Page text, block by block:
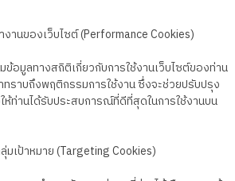
านของเว็บไซต์ (Performance Cookies)
ข้อมูลทางสถิติเกี่ยวกับการใช้งานเว็บไซต์ของท่าน
ทราบถึงพฤติกรรมการใช้งาน ซึ่งจะช่วยปรับปรุง
ห้ท่านได้รับประสบการณ์ที่ดีที่สุดในการใช้งานบน
มเป้าหมาย (Targeting Cookies)